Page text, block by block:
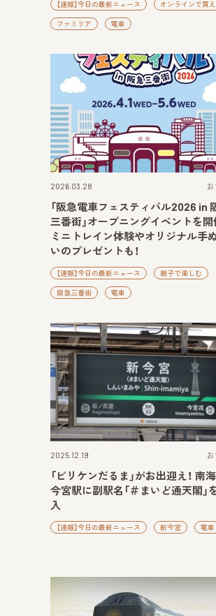
【速報】今日の最新ニュース オンラインで買え
ファミリア 電車
2026.03.28 お
「阪急電車フェスティバル2026 in
三番街」オープニングイベントを開
ミニトレイン体験やオリジナル手
いのプレゼントも！
【速報】今日の最新ニュース 親子で楽しむ
阪急三番街 電車
2025.12.19 お
「ビリケンだるま」がお出迎え！ 南海
今宮駅に副駅名「＃まいど通天閣」
入
【速報】今日の最新ニュース 新今宮 電車